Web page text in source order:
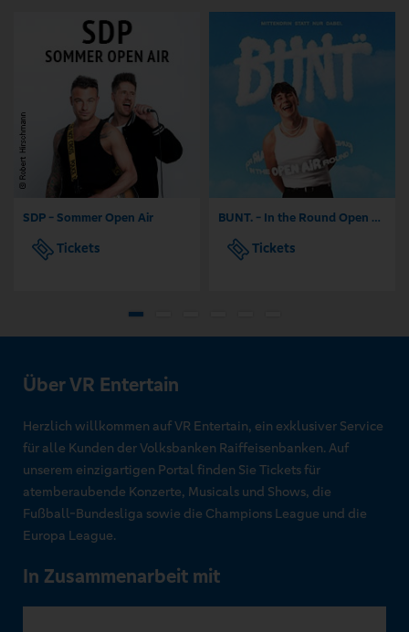
SDP - Sommer Open Air
Tickets
BUNT. - In the Round Open Air 2026
Tickets
Über VR Entertain
Herzlich willkommen auf VR Entertain, ein exklusiver Service
für alle Kunden der Volksbanken Raiffeisenbanken. Auf
unserem einzigartigen Portal finden Sie Tickets für
atemberaubende Konzerte, Musicals und Shows, die
Fußball-Bundesliga sowie die Champions League und die
Europa League.
In Zusammenarbeit mit